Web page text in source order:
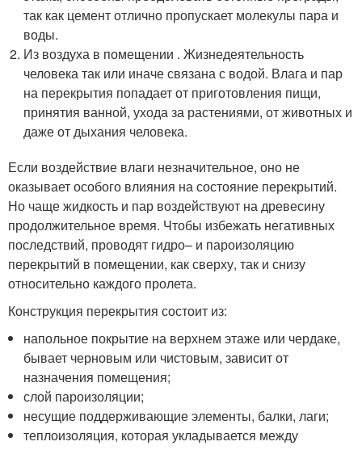
так как цемент отлично пропускает молекулы пара и
воды.
Из воздуха в помещении . Жизнедеятельность
человека так или иначе связана с водой. Влага и пар
на перекрытия попадает от приготовления пищи,
принятия ванной, ухода за растениями, от животных и
даже от дыхания человека.
Если воздействие влаги незначительное, оно не
оказывает особого влияния на состояние перекрытий.
Но чаще жидкость и пар воздействуют на древесину
продолжительное время. Чтобы избежать негативных
последствий, проводят гидро– и пароизоляцию
перекрытий в помещении, как сверху, так и снизу
относительно каждого пролета.
Конструкция перекрытия состоит из:
напольное покрытие на верхнем этаже или чердаке,
бывает черновым или чистовым, зависит от
назначения помещения;
слой пароизоляции;
несущие поддерживающие элементы, балки, лаги;
теплоизоляция, которая укладывается между